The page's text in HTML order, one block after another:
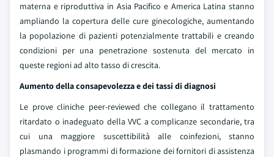
materna e riproduttiva in Asia Pacifico e America Latina stanno
ampliando la copertura delle cure ginecologiche, aumentando
la popolazione di pazienti potenzialmente trattabili e creando
condizioni per una penetrazione sostenuta del mercato in
queste regioni ad alto tasso di crescita.
Aumento della consapevolezza e dei tassi di diagnosi
Le prove cliniche peer-reviewed che collegano il trattamento
ritardato o inadeguato della VVC a complicanze secondarie, tra
cui una maggiore suscettibilità alle coinfezioni, stanno
plasmando i programmi di formazione dei fornitori di assistenza